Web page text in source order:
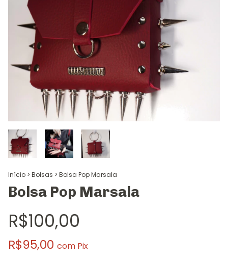
Início > Bolsas > Bolsa Pop Marsala
Bolsa Pop Marsala
R$100,00
R$95,00 com Pix